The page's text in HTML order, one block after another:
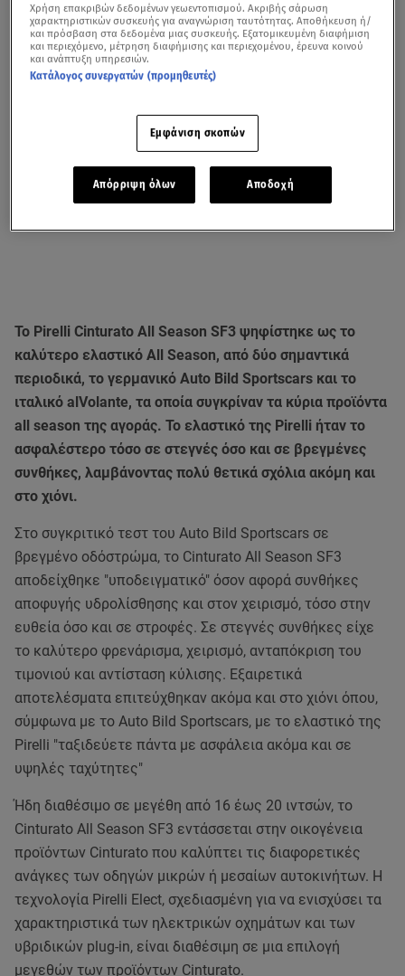
Το Pirelli Cinturato All Season SF3 ψηφίστηκε ως το
καλύτερο ελαστικό All Season, από δύο σημαντικά
περιοδικά, το γερμανικό Auto Bild Sportscars και το
ιταλικό alVolante, τα οποία συγκρίναν τα κύρια προϊόντα
all season της αγοράς. Το ελαστικό της Pirelli ήταν το
ασφαλέστερο τόσο σε στεγνές όσο και σε βρεγμένες
συνθήκες, λαμβάνοντας πολύ θετικά σχόλια ακόμη και
στο χιόνι.
Στο συγκριτικό τεστ του Auto Bild Sportscars σε
βρεγμένο οδόστρώμα, το Cinturato All Season SF3
αποδείχθηκε "υποδειγματικό" όσον αφορά συνθήκες
αποφυγής υδρολίσθησης και στον χειρισμό, τόσο στην
ευθεία όσο και σε στροφές. Σε στεγνές συνθήκες είχε
το καλύτερο φρενάρισμα, χειρισμό, ανταπόκριση του
τιμονιού και αντίσταση κύλισης. Εξαιρετικά
αποτελέσματα επιτεύχθηκαν ακόμα και στο χιόνι όπου,
σύμφωνα με το Auto Bild Sportscars, με το ελαστικό της
Pirelli "ταξιδεύετε πάντα με ασφάλεια ακόμα και σε
υψηλές ταχύτητες"
Ήδη διαθέσιμο σε μεγέθη από 16 έως 20 ιντσών, το
Cinturato All Season SF3 εντάσσεται στην οικογένεια
προϊόντων Cinturato που καλύπτει τις διαφορετικές
ανάγκες των οδηγών μικρών ή μεσαίων αυτοκινήτων. Η
τεχνολογία Pirelli Elect, σχεδιασμένη για να ενισχύσει τα
χαρακτηριστικά των ηλεκτρικών οχημάτων και των
υβριδικών plug-in, είναι διαθέσιμη σε μια επιλογή
μεγεθών των προϊόντων Cinturato.
Χρήση επακριβών δεδομένων γεωεντοπισμού. Ακριβής σάρωση
χαρακτηριστικών συσκευής για αναγνώριση ταυτότητας. Αποθήκευση ή/
και πρόσβαση στα δεδομένα μιας συσκευής. Εξατομικευμένη διαφήμιση
και περιεχόμενο, μέτρηση διαφήμισης και περιεχομένου, έρευνα κοινού
και ανάπτυξη υπηρεσιών.
Κατάλογος συνεργατών (προμηθευτές)
Εμφάνιση σκοπών
Απόρριψη όλων Αποδοχή